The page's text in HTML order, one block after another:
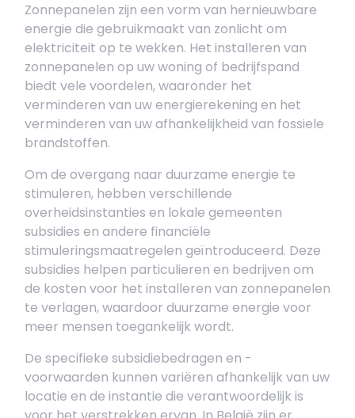
Zonnepanelen zijn een vorm van hernieuwbare
energie die gebruikmaakt van zonlicht om
elektriciteit op te wekken. Het installeren van
zonnepanelen op uw woning of bedrijfspand
biedt vele voordelen, waaronder het
verminderen van uw energierekening en het
verminderen van uw afhankelijkheid van fossiele
brandstoffen.
Om de overgang naar duurzame energie te
stimuleren, hebben verschillende
overheidsinstanties en lokale gemeenten
subsidies en andere financiële
stimuleringsmaatregelen geïntroduceerd. Deze
subsidies helpen particulieren en bedrijven om
de kosten voor het installeren van zonnepanelen
te verlagen, waardoor duurzame energie voor
meer mensen toegankelijk wordt.
De specifieke subsidiebedragen en -
voorwaarden kunnen variëren afhankelijk van uw
locatie en de instantie die verantwoordelijk is